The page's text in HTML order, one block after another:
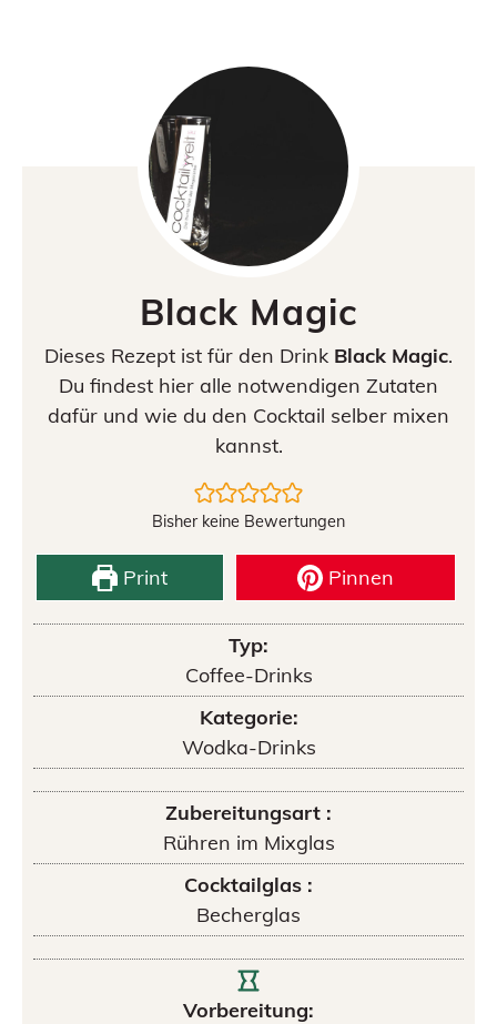
Black Magic
Dieses Rezept ist für den Drink Black Magic.
Du findest hier alle notwendigen Zutaten
dafür und wie du den Cocktail selber mixen
kannst.
Bisher keine Bewertungen
Print Pinnen
Typ:
Coffee-Drinks
Kategorie:
Wodka-Drinks
Zubereitungsart :
Rühren im Mixglas
Cocktailglas :
Becherglas
Vorbereitung: